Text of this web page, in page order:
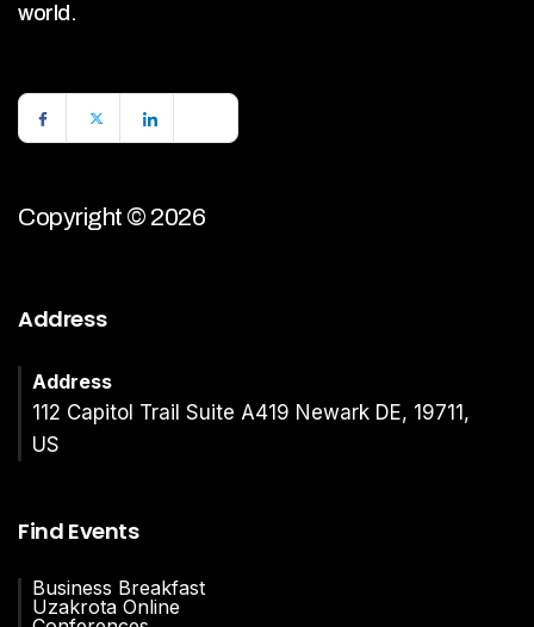
world.
Copyright © 2026
Address
Address
112 Capitol Trail Suite A419 Newark DE, 19711,
US
Find Events
Business Breakfast
Uzakrota Online